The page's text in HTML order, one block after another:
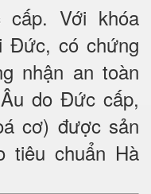
cấp. Với khóa
Đức, có chứng
nhận an toàn
do Đức cấp,
cơ) được sản
tiêu chuẩn Hà